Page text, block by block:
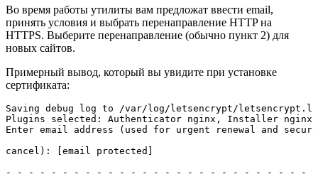
Во время работы утилиты вам предложат ввести email,
принять условия и выбрать перенаправление HTTP на
HTTPS. Выберите перенаправление (обычно пункт 2) для
новых сайтов.
Примерный вывод, который вы увидите при установке
сертификата:
Saving debug log to /var/log/letsencrypt/
Plugins selected: Authenticator nginx, Installer nginx
Enter email address (used for urgent renewal and
cancel): [email protected]